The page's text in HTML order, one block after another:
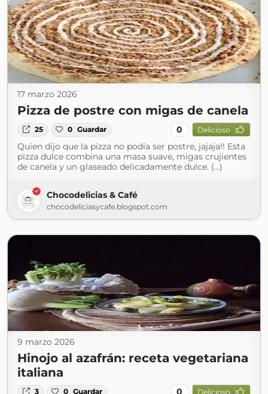
17 marzo 2026
Pizza de postre con migas de canela
25 0 Guardar 0 Delicioso
Quien dijo que la pizza no podía ser postre, jajaja!! Esta
pizza dulce combina una masa suave, migas crujientes
de canela y un glaseado delicadamente dulce. (...)
Chocodelicias & Café
chocodeliciasycafe.blogspot.com
9 marzo 2026
Hinojo al azafrán: receta vegetariana
italiana
3 0 Guardar 0 Delicioso